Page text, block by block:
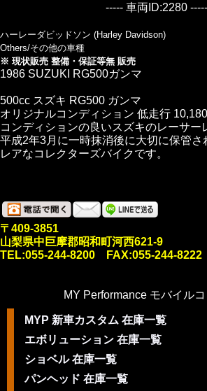
----- 車両ID:2280 -----
ハーレーダビッドソン (Harley Davidson)
Others/その他の車種
※ 現状販売 整備・保証等無 販売
1986 SUZUKI RG500ガンマ
500cc スズキ RG500 ガンマ
オリジナルコンディション 低走行
コンディションの良いスズキのレーサー
平成2年3月に一時抹消後に大切に保管さ
レアなコレクターズバイクです。
〒409-3851
山梨県中巨摩郡昭和町河西621-9
TEL:055-244-8200 FAX:055-244-8222
MY Performance モバイル
MYP 新車カスタム 在庫一覧
エボリューション 在庫一覧
ショベル 在庫一覧
パンヘッド 在庫一覧